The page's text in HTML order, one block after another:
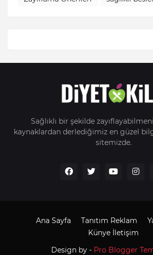
Sağlıklı bir şekilde
kaynaklardan derlediğimiz en güzel
sitemizde.
Design by - Pro Blogger
Ana Sayfa Tanıtım Reklam
Künye İletişim